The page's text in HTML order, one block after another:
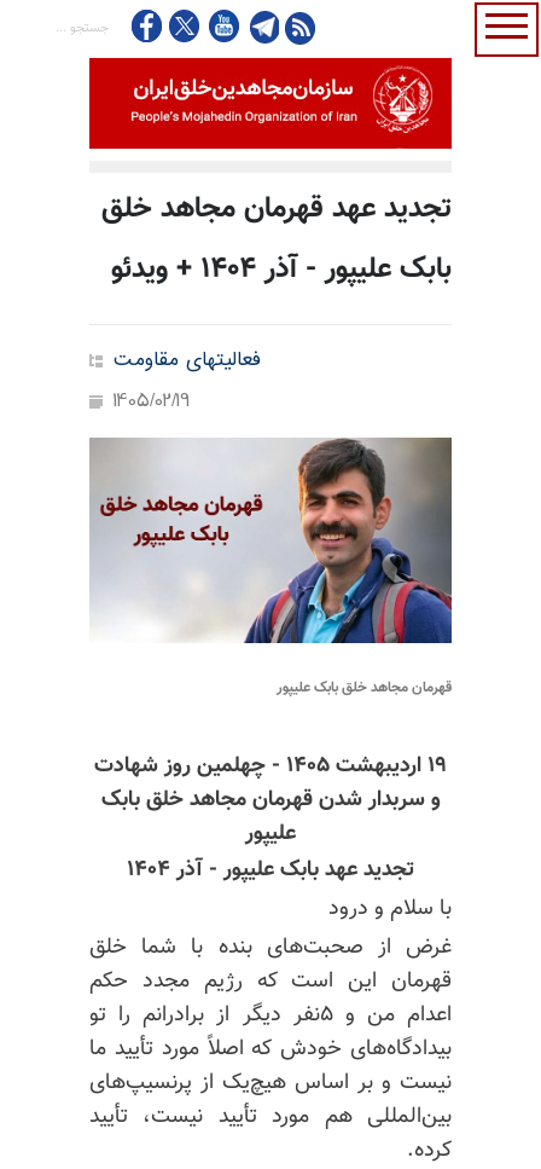
تجدید عهد قهرمان مجاهد خلق
بابک علیپور - آذر ۱۴۰۴ + ویدئو
فعالیتهای مقاومت
1405/02/19
قهرمان مجاهد خلق بابک علیپور
۱۹ اردیبهشت ۱۴۰۵ - چهلمین روز شهادت
و سربدار شدن قهرمان مجاهد خلق بابک
علیپور
تجدید عهد بابک علیپور - آذر ۱۴۰۴
با سلام و درود
غرض از صحبت‌های بنده با شما خلق
قهرمان این است که رژیم مجدد حکم
اعدام من و ۵نفر دیگر از برادرانم را تو
بیدادگاه‌های خودش که اصلاً مورد تأیید ما
نیست و بر اساس هیچ‌یک از پرنسیپ‌های
بین‌المللی هم مورد تأیید نیست، تأیید
کرده.